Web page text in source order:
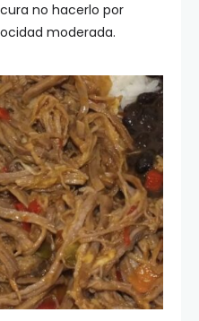
no hacerlo por
moderada.